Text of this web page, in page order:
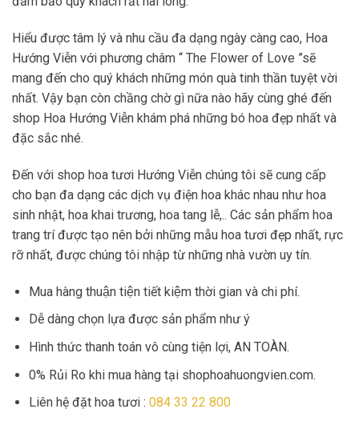
Hiểu được tâm lý và nhu cầu đa dạng ngày càng cao, Hoa
Hướng Viễn với phương châm “ The Flower of Love ”sẽ
mang đến cho quý khách những món quà tinh thần tuyệt vời
nhất. Vậy bạn còn chầng chờ gì nữa nào hãy cùng ghé đến
shop Hoa Hướng Viễn khám phá những bó hoa đẹp nhất và
đặc sắc nhé.
Đến với shop hoa tươi Hướng Viễn chúng tôi sẽ cung cấp
cho bạn đa dạng các dịch vụ điện hoa khác nhau như hoa
sinh nhật, hoa khai trương, hoa tang lễ,.. Các sản phẩm hoa
trang trí được tạo nên bởi những mẫu hoa tươi đẹp nhất, rực
rỡ nhất, được chúng tôi nhập từ những nhà vườn uy tín.
Mua hàng thuận tiện tiết kiệm thời gian và chi phí.
Dễ dàng chọn lựa được sản phẩm như ý
Hình thức thanh toán vô cùng tiện lợi, AN TOÀN.
0% Rủi Ro khi mua hàng tại shophoahuongvien.com.
Liên hệ đặt hoa tươi : 084 33 22 800